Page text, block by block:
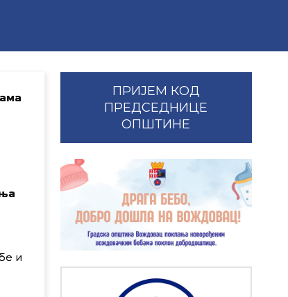
и
ПРИЈЕМ КОД
ПРЕДСЕДНИЦЕ
ОПШТИНЕ